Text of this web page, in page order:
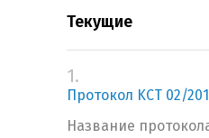
Текущие
1.
Протокол KCT 02/
Название